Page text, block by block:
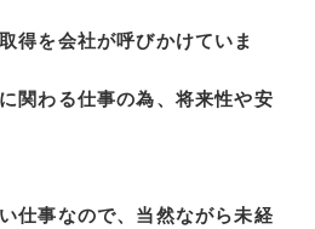
得を会社が呼びかけていま
関わる仕事の為、将来性や安
仕事なので、当然ながら未経